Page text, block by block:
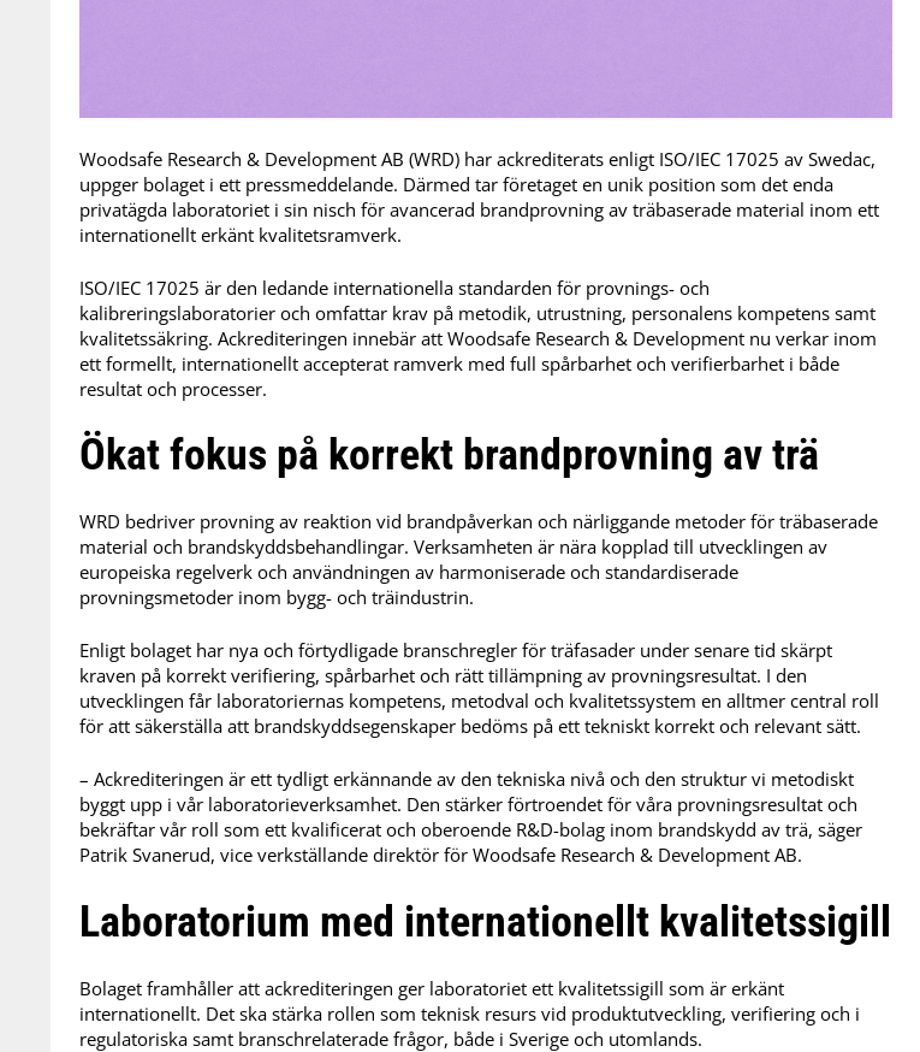
Woodsafe Research & Development AB (WRD) har ackrediterats enligt ISO/IEC 17025 av Swedac,
uppger bolaget i ett pressmeddelande. Därmed tar företaget en unik position som det enda
privatägda laboratoriet i sin nisch för avancerad brandprovning av träbaserade material inom ett
internationellt erkänt kvalitetsramverk.
ISO/IEC 17025 är den ledande internationella standarden för provnings- och
kalibreringslaboratorier och omfattar krav på metodik, utrustning, personalens kompetens samt
kvalitetssäkring. Ackrediteringen innebär att Woodsafe Research & Development nu verkar inom
ett formellt, internationellt accepterat ramverk med full spårbarhet och verifierbarhet i både
resultat och processer.
Ökat fokus på korrekt brandprovning av trä
WRD bedriver provning av reaktion vid brandpåverkan och närliggande metoder för träbaserade
material och brandskyddsbehandlingar. Verksamheten är nära kopplad till utvecklingen av
europeiska regelverk och användningen av harmoniserade och standardiserade
provningsmetoder inom bygg- och träindustrin.
Enligt bolaget har nya och förtydligade branschregler för träfasader under senare tid skärpt
kraven på korrekt verifiering, spårbarhet och rätt tillämpning av provningsresultat. I den
utvecklingen får laboratoriernas kompetens, metodval och kvalitetssystem en alltmer central roll
för att säkerställa att brandskyddsegenskaper bedöms på ett tekniskt korrekt och relevant sätt.
– Ackrediteringen är ett tydligt erkännande av den tekniska nivå och den struktur vi metodiskt
byggt upp i vår laboratorieverksamhet. Den stärker förtroendet för våra provningsresultat och
bekräftar vår roll som ett kvalificerat och oberoende R&D-bolag inom brandskydd av trä, säger
Patrik Svanerud, vice verkställande direktör för Woodsafe Research & Development AB.
Laboratorium med internationellt kvalitetssigill
Bolaget framhåller att ackrediteringen ger laboratoriet ett kvalitetssigill som är erkänt
internationellt. Det ska stärka rollen som teknisk resurs vid produktutveckling, verifiering och i
regulatoriska samt branschrelaterade frågor, både i Sverige och utomlands.